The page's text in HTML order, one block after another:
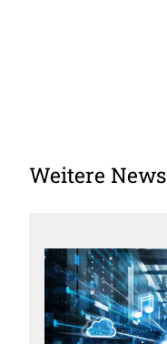
Weitere News